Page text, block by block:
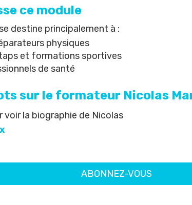
ce module
destine principalement à :
physiques
et formations sportives
de santé
sur le formateur Nicolas
voir la biographie de Nicolas
ABONNEZ-VOUS